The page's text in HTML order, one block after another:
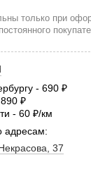
только при
- 690
- 60
руб.
/км
адресам:
37